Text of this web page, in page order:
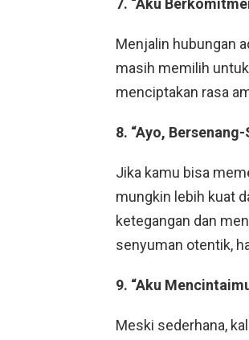
7. “Aku
Menjalin hubungan
masih memilih
menciptakan rasa
8. “Ayo, Bersenang-
Jika kamu bisa
mungkin lebih kuat
ketegangan dan
senyuman otentik,
9. “Aku
Meski sederhana,